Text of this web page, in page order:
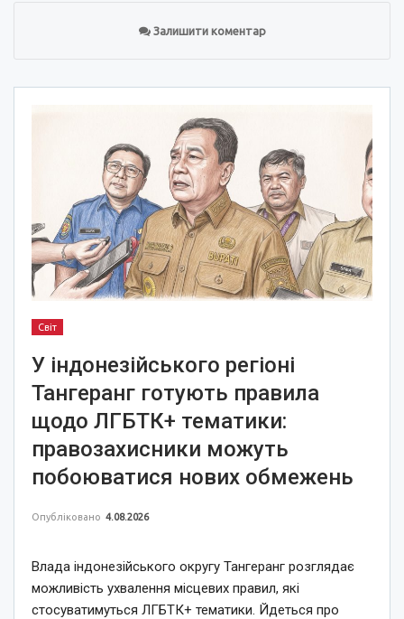
Залишити коментар
Світ
У індонезійського регіоні
Тангеранг готують правила
щодо ЛГБТК+ тематики:
правозахисники можуть
побоюватися нових обмежень
Опубліковано 4.08.2026
Влада індонезійського округу Тангеранг розглядає
можливість ухвалення місцевих правил, які
стосуватимуться ЛГБТК+ тематики. Йдеться про